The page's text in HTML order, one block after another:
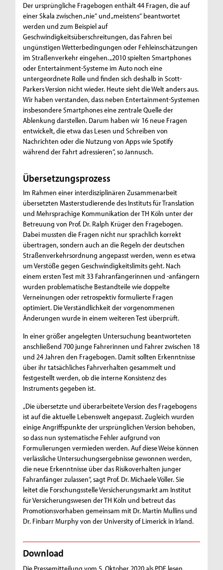
Der ursprüngliche Fragebogen enthält 44 Fragen, die auf
einer Skala zwischen „nie“ und „meistens“ beantwortet
werden und zum Beispiel auf
Geschwindigkeitsüberschreitungen, das Fahren bei
ungünstigen Wetterbedingungen oder Fehleinschätzungen
im Straßenverkehr eingehen. „2010 spielten Smartphones
oder Entertainment-Systeme im Auto noch eine
untergeordnete Rolle und finden sich deshalb in Scott-
Parkers Version nicht wieder. Heute sieht die Welt anders aus.
Wir haben verstanden, dass neben Entertainment-Systemen
insbesondere Smartphones eine zentrale Quelle der
Ablenkung darstellen. Darum haben wir 16 neue Fragen
entwickelt, die etwa das Lesen und Schreiben von
Nachrichten oder die Nutzung von Apps wie Spotify
während der Fahrt adressieren“, so Jannusch.
Übersetzungsprozess
Im Rahmen einer interdisziplinären Zusammenarbeit
übersetzten Masterstudierende des Instituts für Translation
und Mehrsprachige Kommunikation der TH Köln unter der
Betreuung von Prof. Dr. Ralph Krüger den Fragebogen.
Dabei mussten die Fragen nicht nur sprachlich korrekt
übertragen, sondern auch an die Regeln der deutschen
Straßenverkehrsordnung angepasst werden, wenn es etwa
um Verstöße gegen Geschwindigkeitslimits geht. Nach
einem ersten Test mit 33 Fahranfängerinnen und -anfängern
wurden problematische Bestandteile wie doppelte
Verneinungen oder retrospektiv formulierte Fragen
optimiert. Die Verständlichkeit der vorgenommenen
Änderungen wurde in einem weiteren Test überprüft.
In einer größer angelegten Untersuchung beantworteten
anschließend 700 junge Fahrerinnen und Fahrer zwischen 18
und 24 Jahren den Fragebogen. Damit sollten Erkenntnisse
über ihr tatsächliches Fahrverhalten gesammelt und
festgestellt werden, ob die interne Konsistenz des
Instruments gegeben ist.
„Die übersetzte und überarbeitete Version des Fragebogens
ist auf die aktuelle Lebenswelt angepasst. Zugleich wurden
einige Angriffspunkte der ursprünglichen Version behoben,
so dass nun systematische Fehler aufgrund von
Formulierungen vermieden werden. Auf diese Weise können
verlässliche Untersuchungsergebnisse gewonnen werden,
die neue Erkenntnisse über das Risikoverhalten junger
Fahranfänger zulassen“, sagt Prof. Dr. Michaele Völler. Sie
leitet die Forschungsstelle Versicherungsmarkt am Institut
für Versicherungswesen der TH Köln und betreut das
Promotionsvorhaben gemeinsam mit Dr. Martin Mullins und
Dr. Finbarr Murphy von der University of Limerick in Irland.
Download